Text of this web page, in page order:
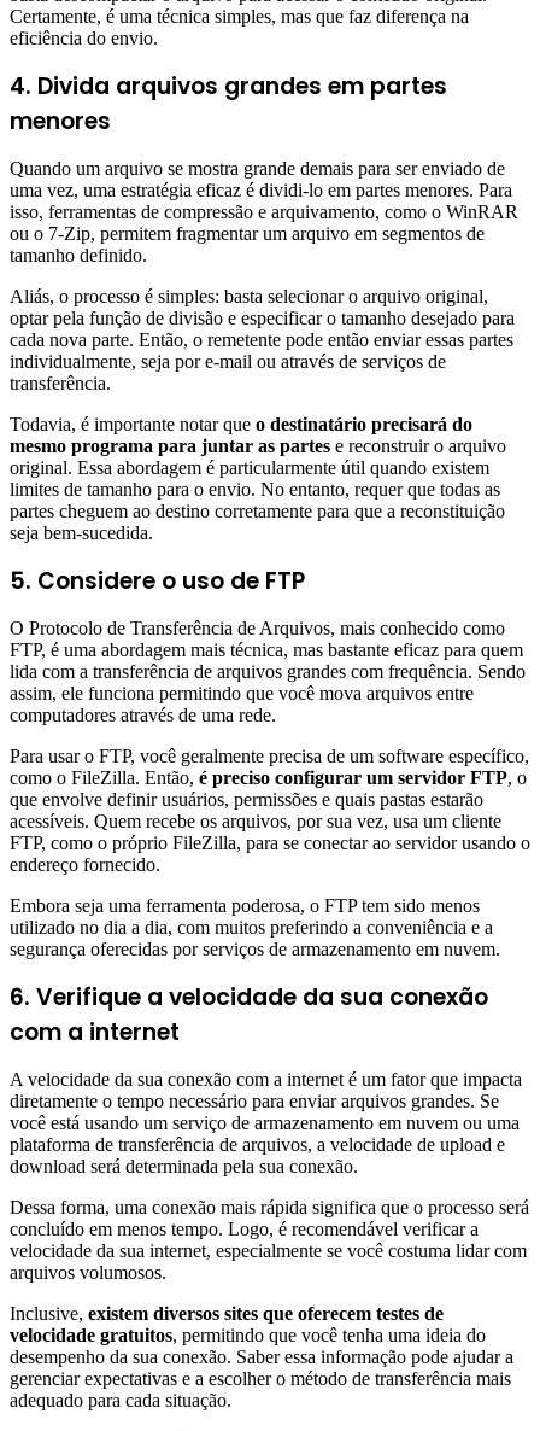
Certamente, é uma técnica simples, mas que faz diferença na
eficiência do envio.
4. Divida arquivos grandes em partes
menores
Quando um arquivo se mostra grande demais para ser enviado de
uma vez, uma estratégia eficaz é dividi-lo em partes menores. Para
isso, ferramentas de compressão e arquivamento, como o WinRAR
ou o 7-Zip, permitem fragmentar um arquivo em segmentos de
tamanho definido.
Aliás, o processo é simples: basta selecionar o arquivo original,
optar pela função de divisão e especificar o tamanho desejado para
cada nova parte. Então, o remetente pode então enviar essas partes
individualmente, seja por e-mail ou através de serviços de
transferência.
Todavia, é importante notar que o destinatário precisará do
mesmo programa para juntar as partes e reconstruir o arquivo
original. Essa abordagem é particularmente útil quando existem
limites de tamanho para o envio. No entanto, requer que todas as
partes cheguem ao destino corretamente para que a reconstituição
seja bem-sucedida.
5. Considere o uso de FTP
O Protocolo de Transferência de Arquivos, mais conhecido como
FTP, é uma abordagem mais técnica, mas bastante eficaz para quem
lida com a transferência de arquivos grandes com frequência. Sendo
assim, ele funciona permitindo que você mova arquivos entre
computadores através de uma rede.
Para usar o FTP, você geralmente precisa de um software específico,
como o FileZilla. Então, é preciso configurar um servidor FTP, o
que envolve definir usuários, permissões e quais pastas estarão
acessíveis. Quem recebe os arquivos, por sua vez, usa um cliente
FTP, como o próprio FileZilla, para se conectar ao servidor usando o
endereço fornecido.
Embora seja uma ferramenta poderosa, o FTP tem sido menos
utilizado no dia a dia, com muitos preferindo a conveniência e a
segurança oferecidas por serviços de armazenamento em nuvem.
6. Verifique a velocidade da sua conexão
com a internet
A velocidade da sua conexão com a internet é um fator que impacta
diretamente o tempo necessário para enviar arquivos grandes. Se
você está usando um serviço de armazenamento em nuvem ou uma
plataforma de transferência de arquivos, a velocidade de upload e
download será determinada pela sua conexão.
Dessa forma, uma conexão mais rápida significa que o processo será
concluído em menos tempo. Logo, é recomendável verificar a
velocidade da sua internet, especialmente se você costuma lidar com
arquivos volumosos.
Inclusive, existem diversos sites que oferecem testes de
velocidade gratuitos, permitindo que você tenha uma ideia do
desempenho da sua conexão. Saber essa informação pode ajudar a
gerenciar expectativas e a escolher o método de transferência mais
adequado para cada situação.